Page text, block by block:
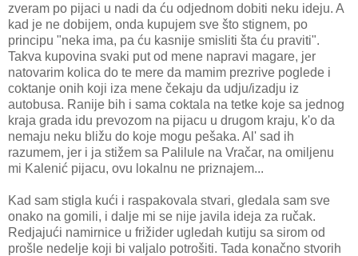
zveram po pijaci u nadi da ću odjednom dobiti neku ideju. A
kad je ne dobijem, onda kupujem sve što stignem, po
principu "neka ima, pa ću kasnije smisliti šta ću praviti".
Takva kupovina svaki put od mene napravi magare, jer
natovarim kolica do te mere da mamim prezrive poglede i
coktanje onih koji iza mene čekaju da udju/izadju iz
autobusa. Ranije bih i sama coktala na tetke koje sa jednog
kraja grada idu prevozom na pijacu u drugom kraju, k'o da
nemaju neku bližu do koje mogu pešaka. Al' sad ih
razumem, jer i ja stižem sa Palilule na Vračar, na omiljenu
mi Kalenić pijacu, ovu lokalnu ne priznajem...
Kad sam stigla kući i raspakovala stvari, gledala sam sve
onako na gomili, i dalje mi se nije javila ideja za ručak.
Redjajući namirnice u frižider ugledah kutiju sa sirom od
prošle nedelje koji bi valjalo potrošiti. Tada konačno stvorih